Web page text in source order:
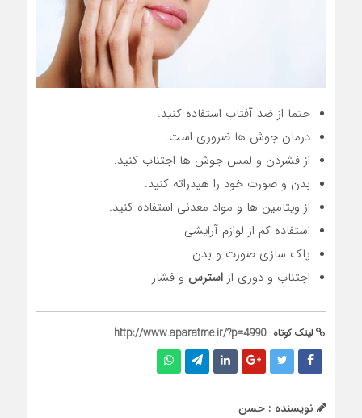
حتما از ضد آفتاب استفاده کنید.
درمان جوش ها ضروری است.
از فشردن و لمس جوش ها اجتناب کنید.
بدن و صورت خود را هیدراته کنید.
از ویتامین ها و مواد معدنی استفاده کنید.
استفاده کم از لوازم آرایشی
پاک سازی صورت و بدن
اجتناب و دوری از استرس و فشار
لینک کوتاه :http://www.aparatme.ir/?p=4990
نویسنده : حسن